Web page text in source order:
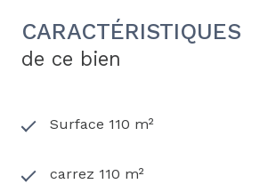
CARACTÉRISTIQUES
de ce bien
Surface 110 m²
carrez 110 m²